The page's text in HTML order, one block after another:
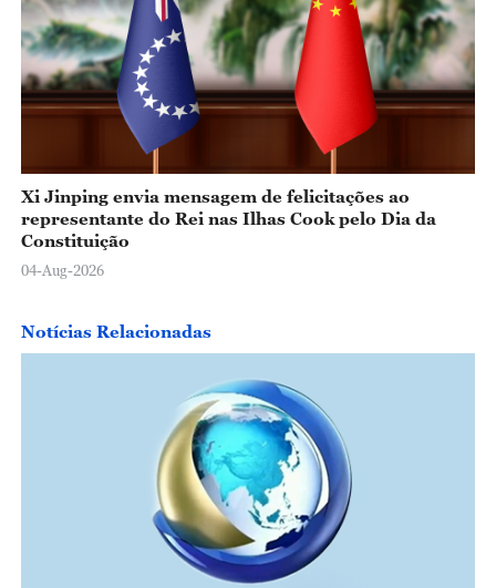
Xi Jinping envia mensagem de felicitações ao
representante do Rei nas Ilhas Cook pelo Dia da
Constituição
04-Aug-2026
Notícias Relacionadas